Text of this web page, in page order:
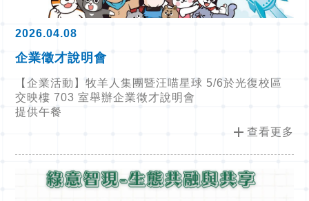
2026.04.08
企業徵才說明會
【企業活動】牧羊人集團暨汪喵星球 5/6於光復校區
交映樓 703 室舉辦企業徵才說明會
提供午餐
add 查看更多